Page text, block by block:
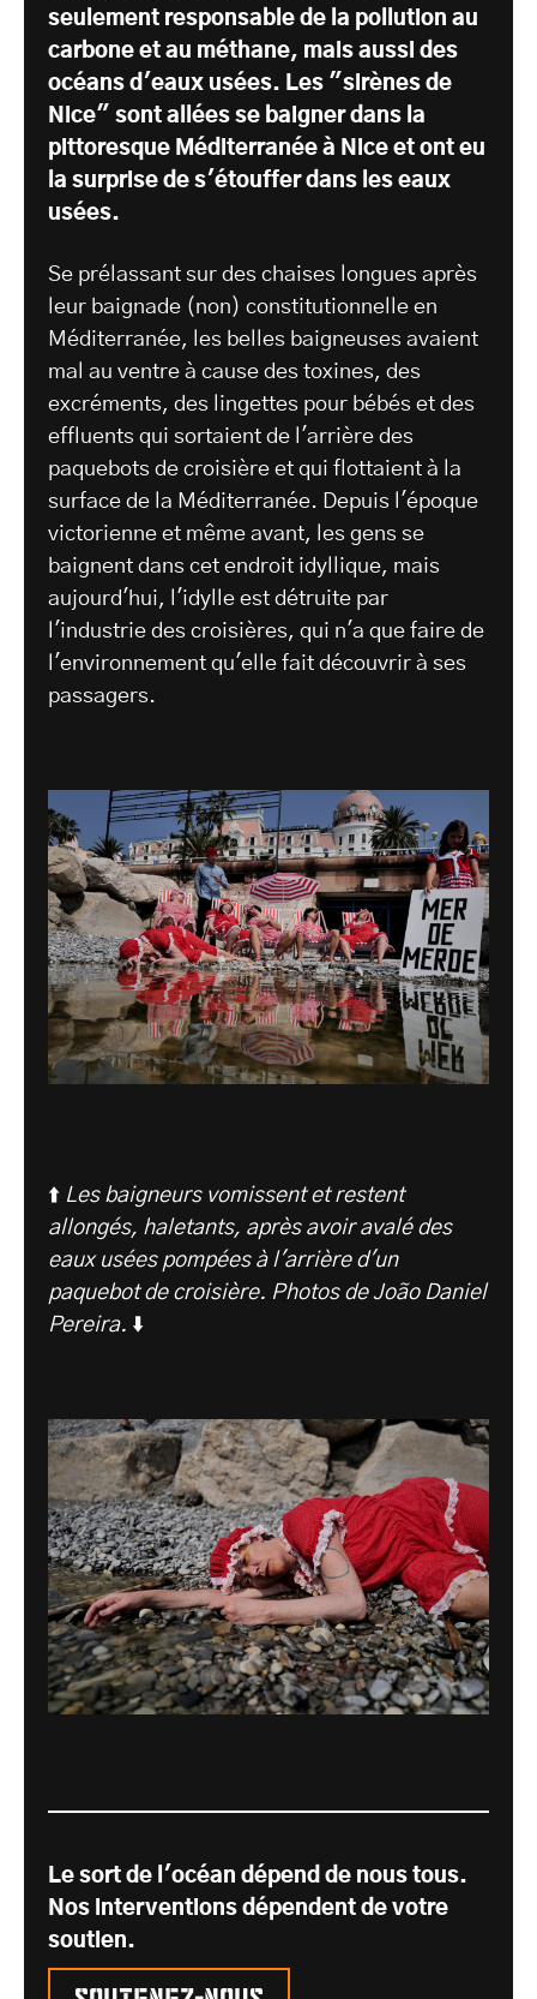
seulement responsable de la pollution au
carbone et au méthane, mais aussi des
océans d'eaux usées. Les "sirènes de
Nice" sont allées se baigner dans la
pittoresque Méditerranée à Nice et ont eu
la surprise de s'étouffer dans les eaux
usées.
Se prélassant sur des chaises longues après
leur baignade (non) constitutionnelle en
Méditerranée, les belles baigneuses avaient
mal au ventre à cause des toxines, des
excréments, des lingettes pour bébés et des
effluents qui sortaient de l'arrière des
paquebots de croisière et qui flottaient à la
surface de la Méditerranée. Depuis l'époque
victorienne et même avant, les gens se
baignent dans cet endroit idyllique, mais
aujourd'hui, l'idylle est détruite par
l'industrie des croisières, qui n'a que faire de
l'environnement qu'elle fait découvrir à ses
passagers.
⬆️ Les baigneurs vomissent et restent
allongés, haletants, après avoir avalé des
eaux usées pompées à l'arrière d'un
paquebot de croisière. Photos de João Daniel
Pereira. ⬇️
Le sort de l'océan dépend de nous tous.
Nos interventions dépendent de votre
soutien.